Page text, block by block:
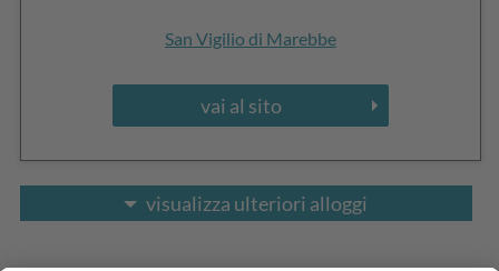
San Vigilio di Marebbe
vai al sito
visualizza ulteriori alloggi